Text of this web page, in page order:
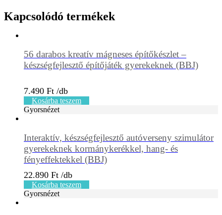
Kapcsolódó termékek
56 darabos kreatív mágneses építőkészlet –
készségfejlesztő építőjáték gyerekeknek (BBJ)
7.490 Ft
Kosárba teszem
Gyorsnézet
Interaktív, készségfejlesztő autóverseny szimulátor
gyerekeknek kormánykerékkel, hang- és
fényeffektekkel (BBJ)
22.890 Ft
Kosárba teszem
Gyorsnézet